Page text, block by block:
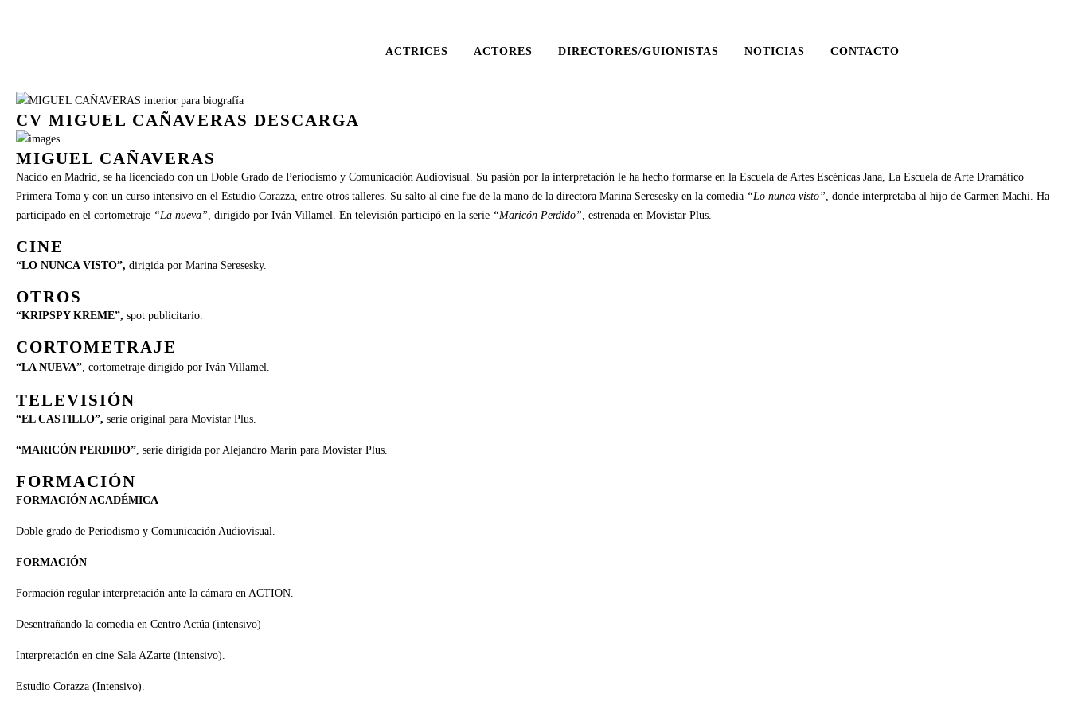
ACTRICES ACTORES DIRECTORES/GUIONISTAS NOTICIAS CONTACTO
CV MIGUEL CAÑAVERAS DESCARGA
MIGUEL CAÑAVERAS
Nacido en Madrid, se ha licenciado con un Doble Grado de Periodismo y Comunicación Audiovisual. Su pasión por la interpretación le ha hecho formarse en la Escuela de Artes Escénicas Jana, La Escuela de Arte Dramático
Primera Toma y con un curso intensivo en el Estudio Corazza, entre otros talleres. Su salto al cine fue de la mano de la directora Marina Seresesky en la comedia “Lo nunca visto”, donde interpretaba al hijo de Carmen Machi. Ha
participado en el cortometraje “La nueva”, dirigido por Iván Villamel. En televisión participó en la serie “Maricón Perdido”, estrenada en Movistar Plus.
CINE
“LO NUNCA VISTO”, dirigida por Marina Seresesky.
OTROS
“KRIPSPY KREME”, spot publicitario.
CORTOMETRAJE
“LA NUEVA”, cortometraje dirigido por Iván Villamel.
TELEVISIÓN
“EL CASTILLO”, serie original para Movistar Plus.
“MARICÓN PERDIDO”, serie dirigida por Alejandro Marín para Movistar Plus.
FORMACIÓN
FORMACIÓN ACADÉMICA
Doble grado de Periodismo y Comunicación Audiovisual.
FORMACIÓN
Formación regular interpretación ante la cámara en ACTION.
Desentrañando la comedia en Centro Actúa (intensivo)
Interpretación en cine Sala AZarte (intensivo).
Estudio Corazza (Intensivo).